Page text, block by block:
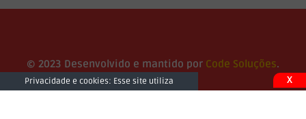
© 2023 Desenvolvido e mantido por Code Soluções.
Privacidade e cookies: Esse site utiliza
X